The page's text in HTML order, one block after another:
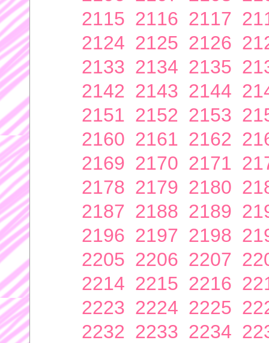
2115 2116 2117
2124 2125 2126
2133 2134 2135
2142 2143 2144
2151 2152 2153
2160 2161 2162
2169 2170 2171
2178 2179 2180
2187 2188 2189
2196 2197 2198
2205 2206 2207
2214 2215 2216
2223 2224 2225
2232 2233 2234